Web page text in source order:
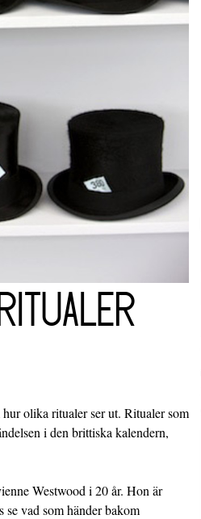
olika ritualer ser ut. Ritualer som
i den brittiska kalendern,
Westwood i 20 år. Hon är
se vad som händer bakom